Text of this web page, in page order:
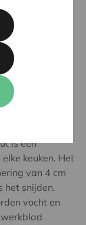
gebruik
vlees en vis
is een
keuken. Het
van 4 cm
het snijden.
vocht en